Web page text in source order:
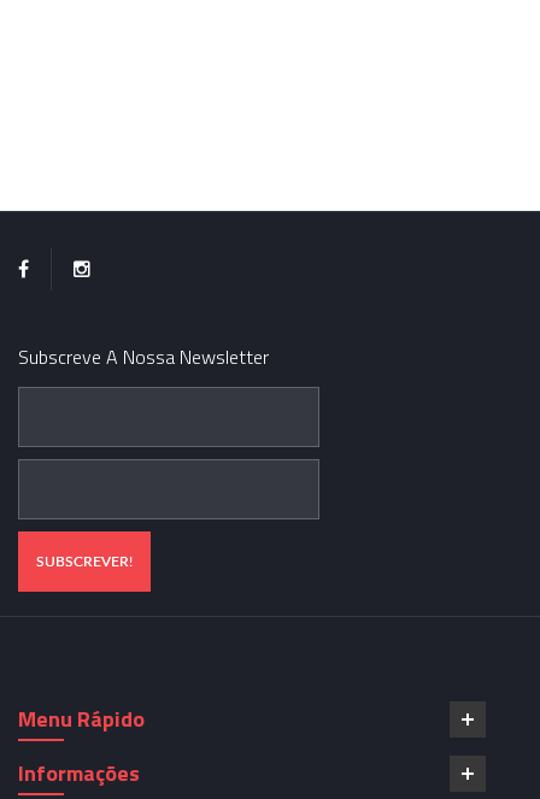
Subscreve A Nossa Newsletter
Menu Rápido
Informações